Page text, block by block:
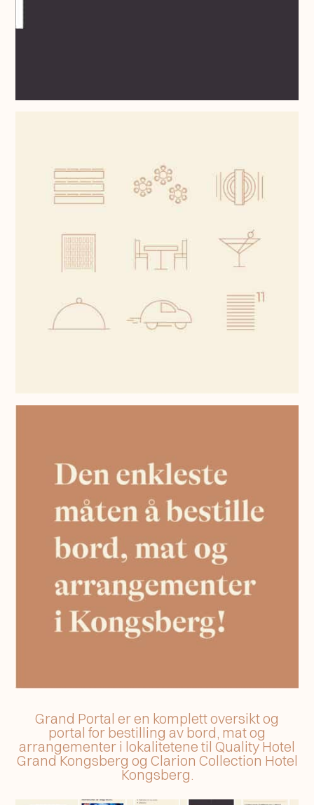
Grand Portal er en komplett oversikt og
portal for bestilling av bord, mat og
arrangementer i lokalitetene til Quality Hotel
Grand Kongsberg og Clarion Collection Hotel
Kongsberg.